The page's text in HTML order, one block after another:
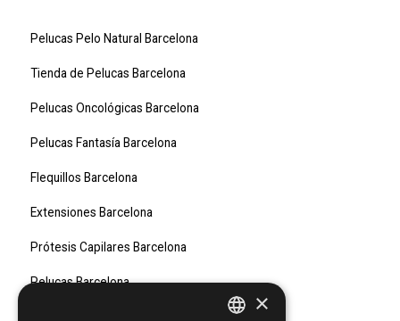
Pelucas Pelo Natural Barcelona
Tienda de Pelucas Barcelona
Pelucas Oncológicas Barcelona
Pelucas Fantasía Barcelona
Flequillos Barcelona
Extensiones Barcelona
Prótesis Capilares Barcelona
Pelucas Barcelona
×